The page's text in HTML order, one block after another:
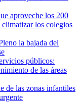
aproveche los 200
los colegios
la bajada del
públicos:
de las áreas
de las zonas infantiles